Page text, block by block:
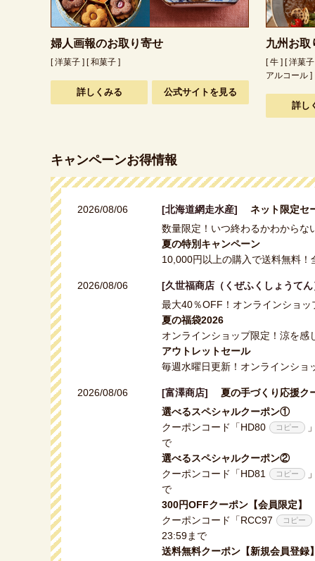
婦人画報のお取り寄せ
[ 洋菓子 ] [ 和菓子 ]
詳しくみる 公式サイトを見る
九州お取
[ 牛 ] [ 洋菓
アルコール ]
詳し
キャンペーンお得情報
2026/08/06 [北海道網走水産]
ネット限定セ
数量限定！いつ終わるかわからな
夏の特別キャンペーン
10,000円以上の購入で送料無料
2026/08/06
[久世福商店（くぜふくしょうて
最大40％OFF！オンラインショ
夏の福袋2026
オンラインショップ限定！涼を
アウトレットセール
毎週水曜日更新！オンラインシ
2026/08/06 [富澤商店]
夏の手づくり応援ク
選べるスペシャルクーポン①
クーポンコード「HD80
で
選べるスペシャルクーポン②
クーポンコード「HD81
で
300円OFFクーポン【会員限定】
クーポンコード「RCC97
23:59まで
送料無料クーポン【新規会員登録